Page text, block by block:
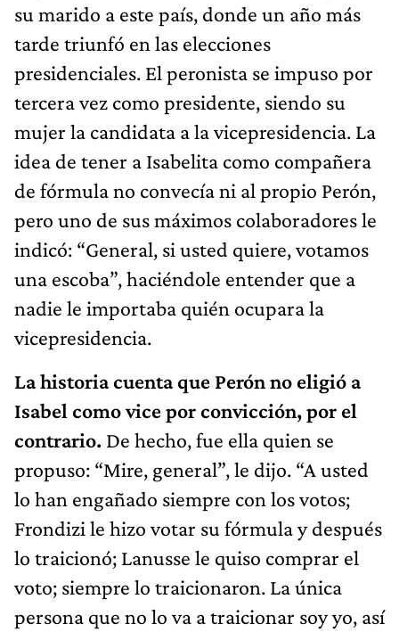
su marido a este país, donde un año más
tarde triunfó en las elecciones
presidenciales. El peronista se impuso por
tercera vez como presidente, siendo su
mujer la candidata a la vicepresidencia. La
idea de tener a Isabelita como compañera
de fórmula no convecía ni al propio Perón,
pero uno de sus máximos colaboradores le
indicó: “General, si usted quiere, votamos
una escoba”, haciéndole entender que a
nadie le importaba quién ocupara la
vicepresidencia.
La historia cuenta que Perón no eligió a
Isabel como vice por convicción, por el
contrario. De hecho, fue ella quien se
propuso: “Mire, general”, le dijo. “A usted
lo han engañado siempre con los votos;
Frondizi le hizo votar su fórmula y después
lo traicionó; Lanusse le quiso comprar el
voto; siempre lo traicionaron. La única
persona que no lo va a traicionar soy yo, así